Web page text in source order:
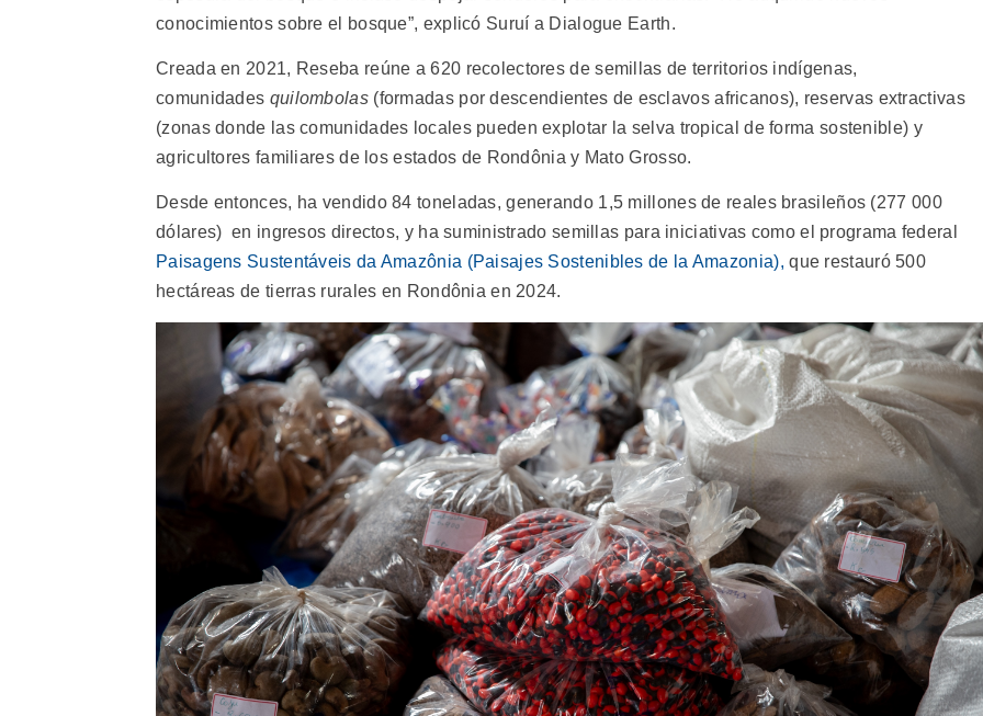
conocimientos sobre el bosque”, explicó Suruí a Dialogue Earth.
Creada en 2021, Reseba reúne a 620 recolectores de semillas de territorios indígenas,
comunidades quilombolas (formadas por descendientes de esclavos africanos), reservas extractivas
(zonas donde las comunidades locales pueden explotar la selva tropical de forma sostenible) y
agricultores familiares de los estados de Rondônia y Mato Grosso.
Desde entonces, ha vendido 84 toneladas, generando 1,5 millones de reales brasileños (277 000
dólares) en ingresos directos, y ha suministrado semillas para iniciativas como el programa federal
Paisagens Sustentáveis da Amazônia (Paisajes Sostenibles de la Amazonia), que restauró 500
hectáreas de tierras rurales en Rondônia en 2024.